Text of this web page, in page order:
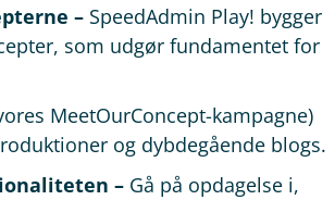
– SpeedAdmin Play! bygger
som udgør fundamentet for
MeetOurConcept-kampagne)
og dybdegående blogs.
– Gå på opdagelse i,